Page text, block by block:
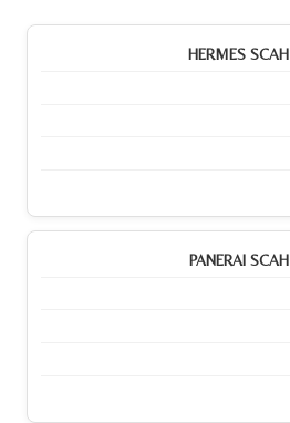
HERMES SCAH
PANERAI SCAH